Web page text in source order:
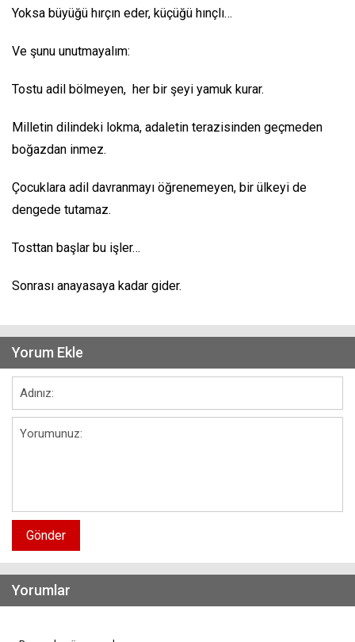
Yoksa büyüğü hırçın eder, küçüğü hınçlı…
Ve şunu unutmayalım:
Tostu adil bölmeyen, her bir şeyi yamuk kurar.
Milletin dilindeki lokma, adaletin terazisinden geçmeden
boğazdan inmez.
Çocuklara adil davranmayı öğrenemeyen, bir ülkeyi de
dengede tutamaz.
Tosttan başlar bu işler…
Sonrası anayasaya kadar gider.
Yorum Ekle
Gönder
Yorumlar